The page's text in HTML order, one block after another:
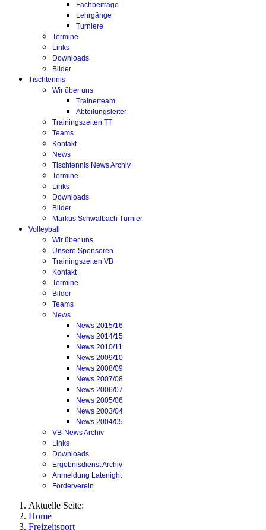
Fachbeiträge
Lehrgänge
Turniere
Termine
Links
Downloads
Bilder
Tischtennis
Wir über uns
Trainerteam
Abteilungsleiter
Trainingszeiten TT
Teams
Kontakt
News
Tischtennis News Archiv
Termine
Links
Downloads
Bilder
Markus Schwalbach Turnier
Volleyball
Wir über uns
Unsere Sponsoren
Trainingszeiten VB
Kontakt
Termine
Bilder
Teams
News
News 2015/16
News 2014/15
News 2010/11
News 2009/10
News 2008/09
News 2007/08
News 2006/07
News 2005/06
News 2003/04
News 2004/05
VB-News Archiv
Links
Downloads
Ergebnisdienst Archiv
Anmeldung Latenight
Förderverein
Aktuelle Seite:
Home
Freizeitsport